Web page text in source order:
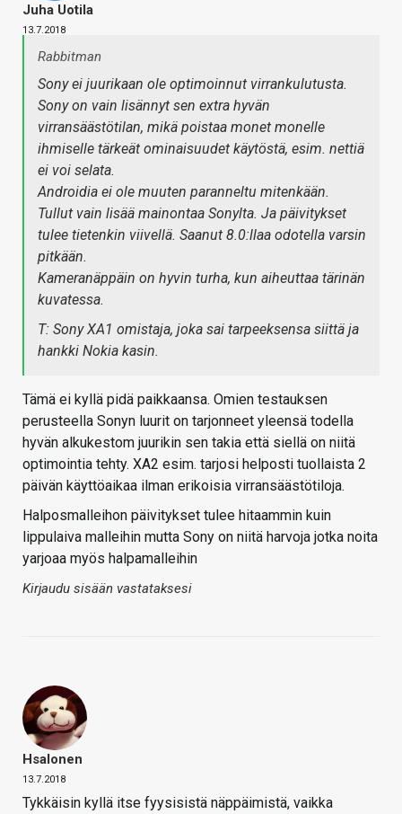
Juha Uotila
13.7.2018
Rabbitman
Sony ei juurikaan ole optimoinnut virrankulutusta.
Sony on vain lisännyt sen extra hyvän
virransäästötilan, mikä poistaa monet monelle
ihmiselle tärkeät ominaisuudet käytöstä, esim. nettiä
ei voi selata.
Androidia ei ole muuten paranneltu mitenkään.
Tullut vain lisää mainontaa Sonylta. Ja päivitykset
tulee tietenkin viivellä. Saanut 8.0:llaa odotella varsin
pitkään.
Kameranäppäin on hyvin turha, kun aiheuttaa tärinän
kuvatessa.
T: Sony XA1 omistaja, joka sai tarpeeksensa siittä ja
hankki Nokia kasin.
Tämä ei kyllä pidä paikkaansa. Omien testauksen
perusteella Sonyn luurit on tarjonneet yleensä todella
hyvän alkukestom juurikin sen takia että siellä on niitä
optimointia tehty. XA2 esim. tarjosi helposti tuollaista 2
päivän käyttöaikaa ilman erikoisia virransäästötiloja.
Halposmalleihon päivitykset tulee hitaammin kuin
lippulaiva malleihin mutta Sony on niitä harvoja jotka noita
yarjoaa myös halpamalleihin
Kirjaudu sisään vastataksesi
Hsalonen
13.7.2018
Tykkäisin kyllä itse fyysisistä näppäimistä, vaikka